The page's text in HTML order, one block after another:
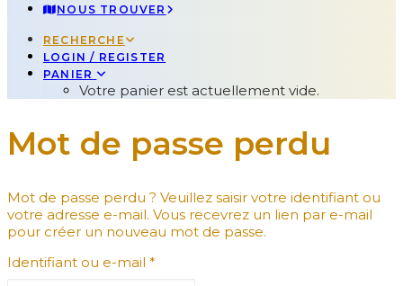
NOUS TROUVER
RECHERCHE
LOGIN / REGISTER
PANIER
Votre panier est actuellement vide.
Mot de passe perdu
Mot de passe perdu ? Veuillez saisir votre identifiant ou
votre adresse e-mail. Vous recevrez un lien par e-mail
pour créer un nouveau mot de passe.
Identifiant ou e-mail *